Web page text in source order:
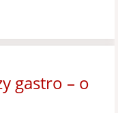
gastro – o